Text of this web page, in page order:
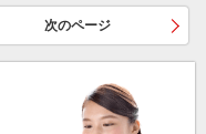
次のページ